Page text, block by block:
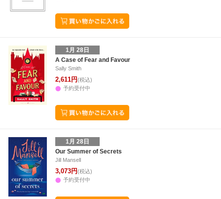
1月 28日
A Case of Fear and Favour
Sally Smith
2,611円(税込)
予約受付中
1月 28日
Our Summer of Secrets
Jill Mansell
3,073円(税込)
予約受付中